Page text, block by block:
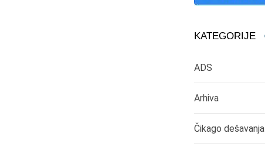
KATEGORIJE
ADS
Arhiva
Čikago dešavanja